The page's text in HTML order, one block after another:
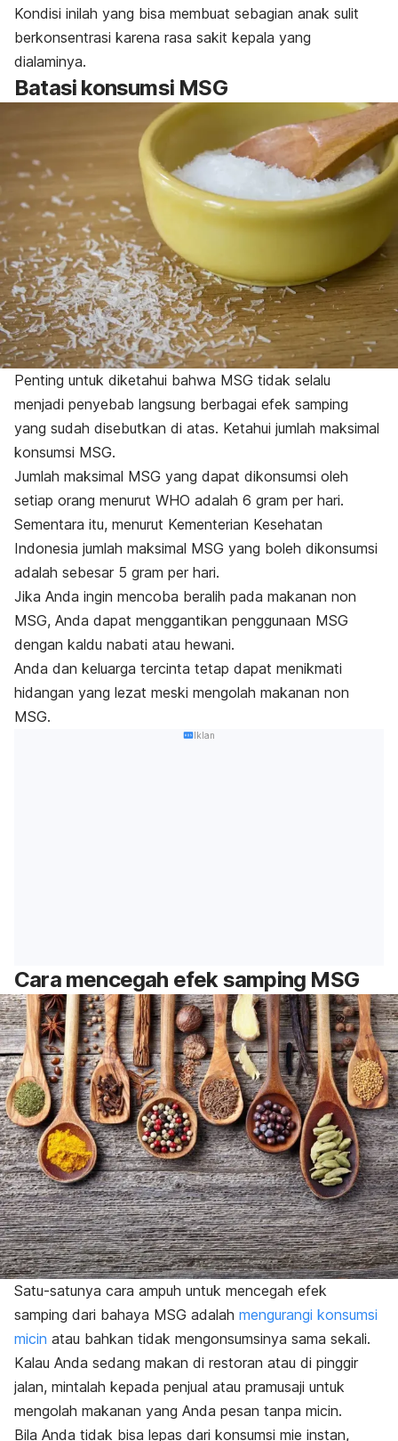
Kondisi inilah yang bisa membuat sebagian anak sulit
berkonsentrasi karena rasa sakit kepala yang
dialaminya.
Batasi konsumsi MSG
Penting untuk diketahui bahwa MSG tidak selalu
menjadi penyebab langsung berbagai efek samping
yang sudah disebutkan di atas. Ketahui jumlah maksimal
konsumsi MSG.
Jumlah maksimal MSG yang dapat dikonsumsi oleh
setiap orang menurut WHO adalah 6 gram per hari.
Sementara itu, menurut Kementerian Kesehatan
Indonesia jumlah maksimal MSG yang boleh dikonsumsi
adalah sebesar 5 gram per hari.
Jika Anda ingin mencoba beralih pada makanan non
MSG, Anda dapat menggantikan penggunaan MSG
dengan kaldu nabati atau hewani.
Anda dan keluarga tercinta tetap dapat menikmati
hidangan yang lezat meski mengolah makanan non
MSG.
Iklan
Cara mencegah efek samping MSG
Satu-satunya cara ampuh untuk mencegah efek
samping dari bahaya MSG adalah mengurangi konsumsi
micin atau bahkan tidak mengonsumsinya sama sekali.
Kalau Anda sedang makan di restoran atau di pinggir
jalan, mintalah kepada penjual atau pramusaji untuk
mengolah makanan yang Anda pesan tanpa micin.
Bila Anda tidak bisa lepas dari konsumsi mie instan,